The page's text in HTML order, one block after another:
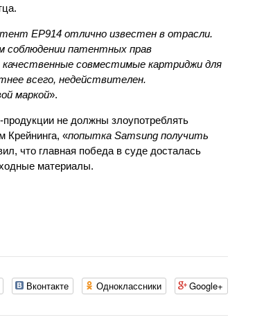
EP914 отлично известен в отрасли.
соблюдении патентных прав
совместимые картриджи для
всего, недействителен.
маркой».
не должны злоупотреблять
Крейнинга, «попытка Samsung получить
что главная победа в суде досталась
материалы.
Вконтакте Одноклассники Google+